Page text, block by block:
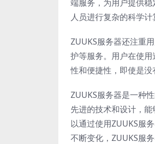
端服务，为用户提供
人员进行复杂的科学计
ZUUKS服务器还注重
护等服务。用户在使
性和便捷性，即使是没
ZUUKS服务器是一种
先进的技术和设计，
以通过使用ZUUKS服
不断变化，ZUUKS服